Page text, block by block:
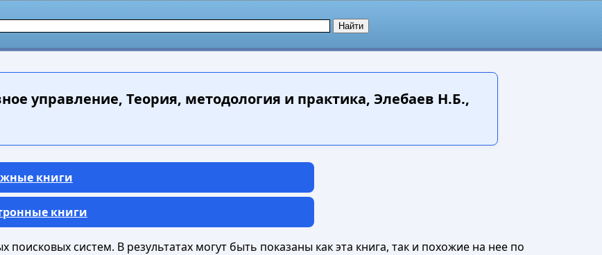
управление, Теория, методология и практика, Элебаев Н.Б.,
книги
книги
систем. В результатах могут быть показаны как эта книга, так и похожие на нее по